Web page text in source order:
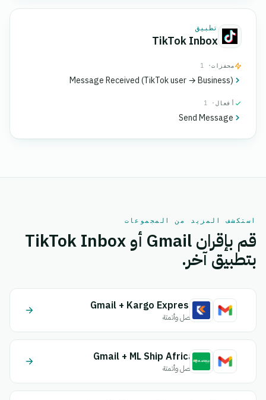
تطبيق
TikTok Inbox
محفزات· 1
Message Received (TikTok user → Business)
أفعال · 1
Send Message
استكشف المزيد من المجموعات
قم بإقران Gmail أو TikTok Inbox
بتطبيق آخر.
Gmail + Kargo Express
اتصل وأتمتة
Gmail + ML Ship Africa
اتصل وأتمتة